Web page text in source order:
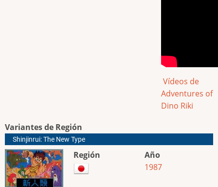
Vídeos de
Adventures of
Dino Riki
Variantes de Región
Shinjinrui: The New Type
Región
Año
1987